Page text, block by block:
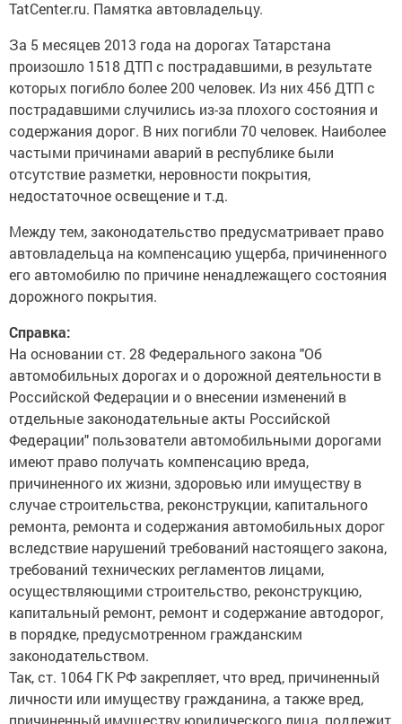
TatCenter.ru. Памятка автовладельцу.
За 5 месяцев 2013 года на дорогах Татарстана
произошло 1518 ДТП с пострадавшими, в результате
которых погибло более 200 человек. Из них 456 ДТП с
пострадавшими случились из-за плохого состояния и
содержания дорог. В них погибли 70 человек. Наиболее
частыми причинами аварий в республике были
отсутствие разметки, неровности покрытия,
недостаточное освещение и т.д.
Между тем, законодательство предусматривает право
автовладельца на компенсацию ущерба, причиненного
его автомобилю по причине ненадлежащего состояния
дорожного покрытия.
Справка:
На основании ст. 28 Федерального закона "Об
автомобильных дорогах и о дорожной деятельности в
Российской Федерации и о внесении изменений в
отдельные законодательные акты Российской
Федерации" пользователи автомобильными дорогами
имеют право получать компенсацию вреда,
причиненного их жизни, здоровью или имуществу в
случае строительства, реконструкции, капитального
ремонта, ремонта и содержания автомобильных дорог
вследствие нарушений требований настоящего закона,
требований технических регламентов лицами,
осуществляющими строительство, реконструкцию,
капитальный ремонт, ремонт и содержание автодорог,
в порядке, предусмотренном гражданским
законодательством.
Так, ст. 1064 ГК РФ закрепляет, что вред, причиненный
личности или имуществу гражданина, а также вред,
причиненный имуществу юридического лица, подлежит